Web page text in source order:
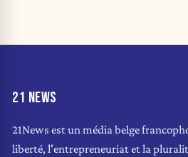
21 NEWS
21News est un média belge
liberté, l'entrepreneuriat et la